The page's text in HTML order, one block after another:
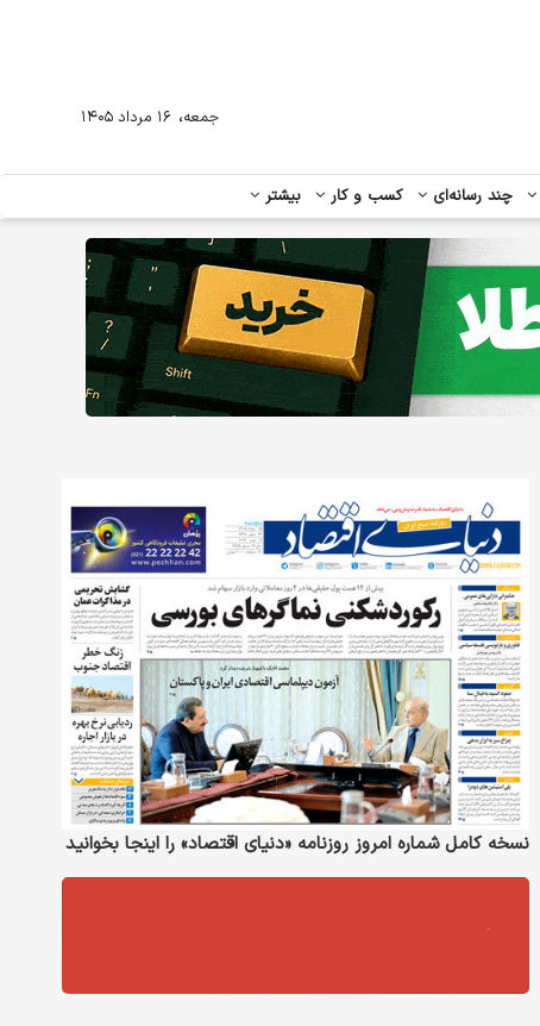
چند رسانه‌ای کسب و کار بیشتر
جمعه، ۱۶ مرداد ۱۴۰۵
نسخه کامل شماره امروز روزنامه «دنیای‌ اقتصاد» را اینجا بخوانید